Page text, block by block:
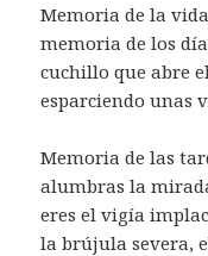
Memoria de la
memoria de los
cuchillo que abre
esparciendo unas
Memoria de las
alumbras la
eres el vigía
la brújula severa,